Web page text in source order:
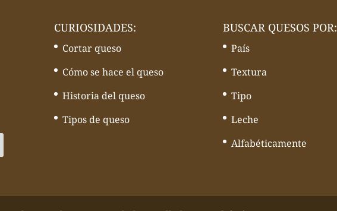
CURIOSIDADES:
Cortar queso
Cómo se hace el queso
Historia del queso
Tipos de queso
BUSCAR QUESOS POR:
País
Textura
Tipo
Leche
Alfabéticamente